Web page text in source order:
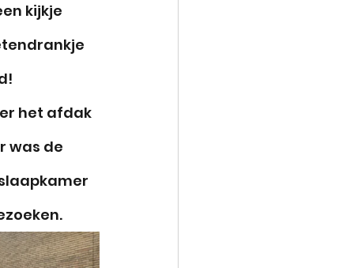
kijkje
het afdak
was de